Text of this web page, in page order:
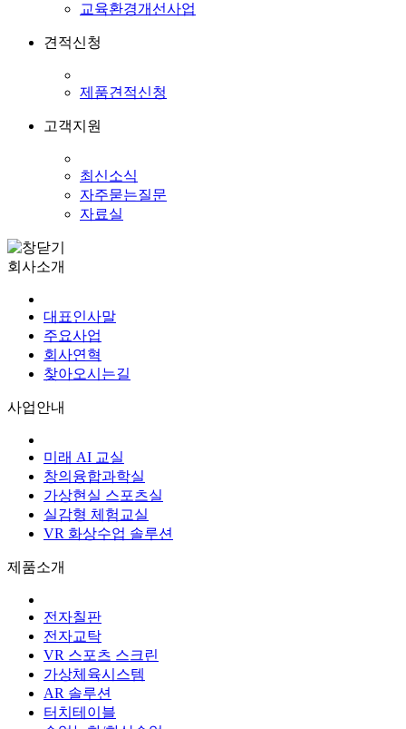
교육환경개선사업
견적신청
제품견적신청
고객지원
최신소식
자주묻는질문
자료실
회사소개
대표인사말
주요사업
회사연혁
찾아오시는길
사업안내
미래 AI 교실
창의융합과학실
가상현실 스포츠실
실감형 체험교실
VR 화상수업 솔루션
제품소개
전자칠판
전자교탁
VR 스포츠 스크린
가상체육시스템
AR 솔루션
터치테이블